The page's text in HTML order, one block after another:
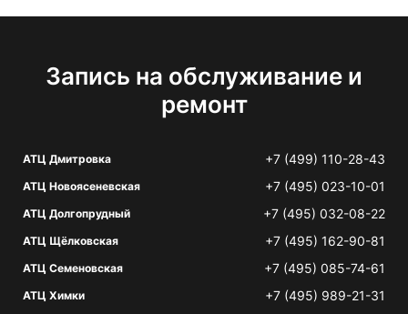
Запись на обслуживание и
ремонт
АТЦ Дмитровка +7 (499) 110-28-43
АТЦ Новоясеневская +7 (495) 023-10-01
АТЦ Долгопрудный +7 (495) 032-08-22
АТЦ Щёлковская +7 (495) 162-90-81
АТЦ Семеновская +7 (495) 085-74-61
АТЦ Химки +7 (495) 989-21-31